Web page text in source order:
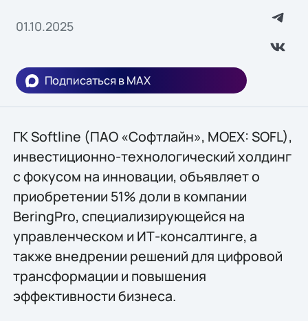
01.10.2025
Подписаться в MAX
ГК Softline (ПАО «Софтлайн», MOEX: SOFL),
инвестиционно-технологический холдинг
с фокусом на инновации, объявляет о
приобретении 51% доли в компании
BeringPro, специализирующейся на
управленческом и ИТ-консалтинге, а
также внедрении решений для цифровой
трансформации и повышения
эффективности бизнеса.